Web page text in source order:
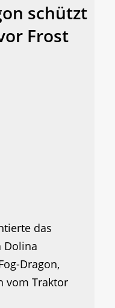
schützt
Frost
das
Dolina
Dragon,
vom Traktor